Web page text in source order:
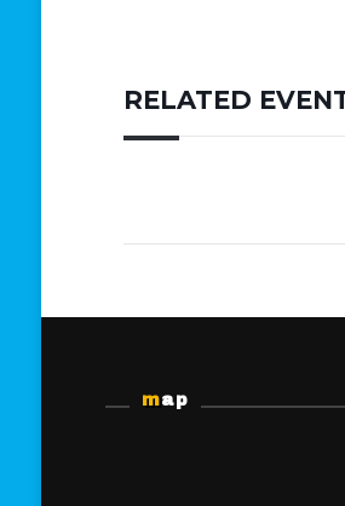
RELATED
map